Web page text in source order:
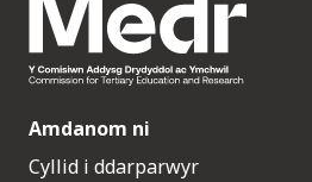
Amdanom ni
Cyllid i ddarparwyr